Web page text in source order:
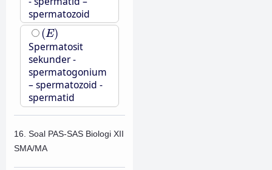
spermatozoid
(E)
(E)
Spermatosit
sekunder -
spermatogonium
– spermatozoid -
spermatid
16. Soal PAS-SAS Biologi XII
SMA/MA